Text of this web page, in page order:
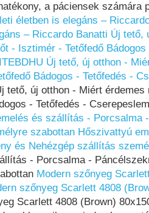
a páciensek számára
életben is elegáns –
– Riccardo Banatti Új tető,
- Isztimér - Tetőfedő
Új tető, új otthon -
Bádogos - Tetőfedés -
tető, új otthon - Miért
- Tetőfedés -
és szállítás - Porcsalma
szabottan Hőszivattyú
és Nehézgép szállítás
- Porcsalma -
Modern szőnyeg
szőnyeg Scarlett 4808
Scarlett 4808 (Brown)